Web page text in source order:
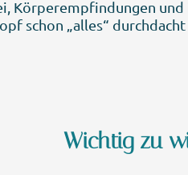
Körperempfindungen
schon „alles“
Wichtig zu